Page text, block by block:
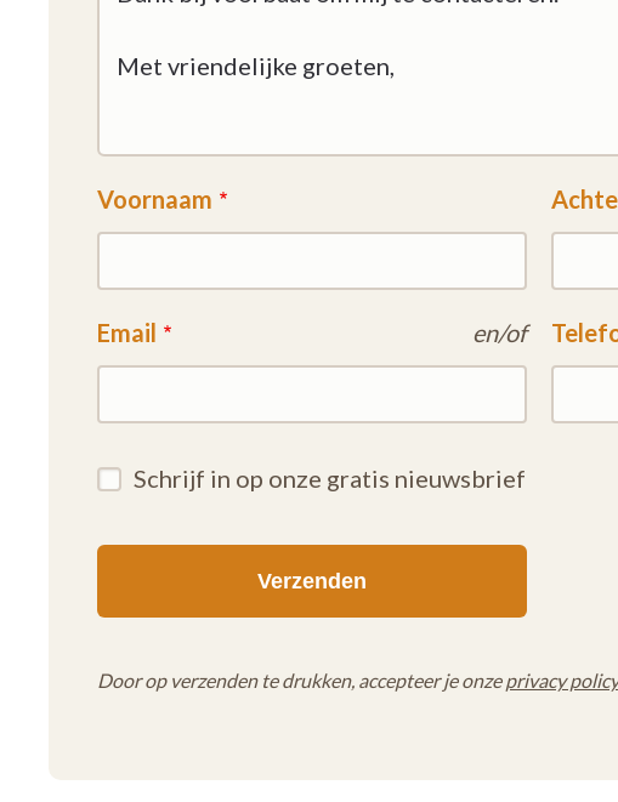
Voornaam
Email en/of
Schrijf in op onze gratis nieuwsbrief
Door op verzenden te drukken, accepteer je onzeprivacy policy